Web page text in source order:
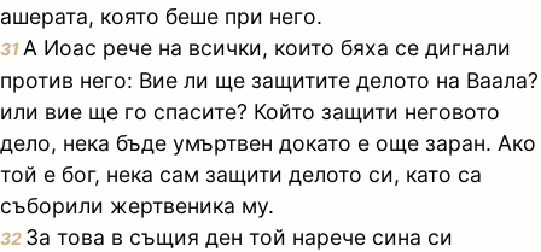
ашерата, която беше при него.
31 А Иоас рече на всички, които бяха се дигнали
против него: Вие ли ще защитите делото на Ваала?
или вие ще го спасите? Който защити неговото
дело, нека бъде умъртвен докато е още заран. Ако
той е бог, нека сам защити делото си, като са
съборили жертвеника му.
32 За това в същия ден той нарече сина си